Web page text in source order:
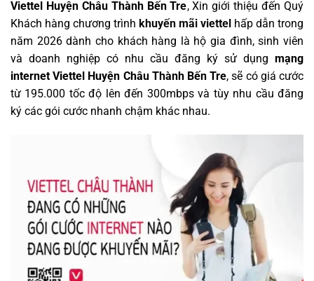
Viettel Huyện Châu Thành Bến Tre, Xin giới thiệu đến Quý
Khách hàng chương trình khuyến mãi viettel hấp dẫn trong
năm 2026 dành cho khách hàng là hộ gia đình, sinh viên
và doanh nghiệp có nhu cầu đăng ký sử dụng mạng
internet Viettel Huyện Châu Thành Bến Tre, sẽ có giá cước
từ 195.000 tốc độ lên đến 300mbps và tùy nhu cầu đăng
ký các gói cước nhanh chậm khác nhau.